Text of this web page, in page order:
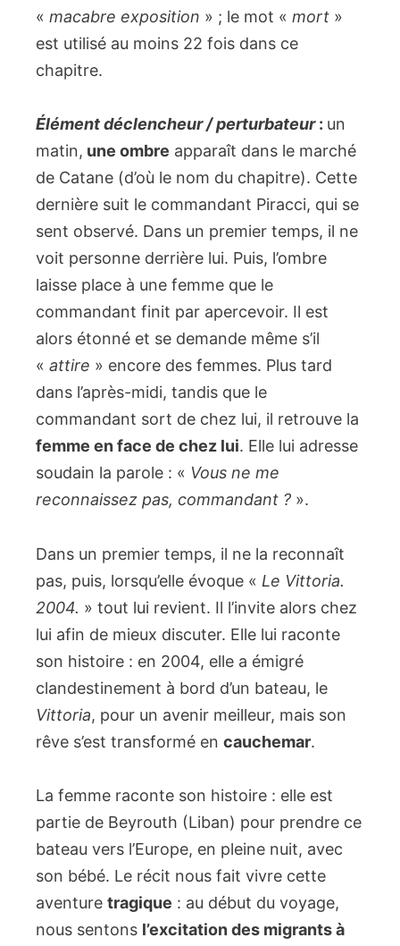
« macabre exposition » ; le mot « mort »
est utilisé au moins 22 fois dans ce
chapitre.
Élément déclencheur / perturbateur: un
matin, une ombre apparaît dans le marché
de Catane (d’où le nom du chapitre). Cette
dernière suit le commandant Piracci, qui se
sent observé. Dans un premier temps, il ne
voit personne derrière lui. Puis, l’ombre
laisse place à une femme que le
commandant finit par apercevoir. Il est
alors étonné et se demande même s’il
« attire » encore des femmes. Plus tard
dans l’après-midi, tandis que le
commandant sort de chez lui, il retrouve la
femme en face de chez lui. Elle lui adresse
soudain la parole : « Vous ne me
reconnaissez pas, commandant ? ».
Dans un premier temps, il ne la reconnaît
pas, puis, lorsqu’elle évoque « Le Vittoria.
2004. » tout lui revient. Il l’invite alors chez
lui afin de mieux discuter. Elle lui raconte
son histoire : en 2004, elle a émigré
clandestinement à bord d’un bateau, le
Vittoria, pour un avenir meilleur, mais son
rêve s’est transformé en cauchemar.
La femme raconte son histoire : elle est
partie de Beyrouth (Liban) pour prendre ce
bateau vers l’Europe, en pleine nuit, avec
son bébé. Le récit nous fait vivre cette
aventure tragique : au début du voyage,
nous sentons l’excitation des migrants à